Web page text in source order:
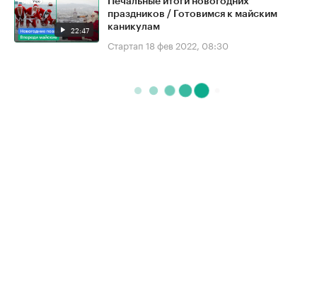
22:47
праздников / Готовимся к майским
каникулам
Стартап 18 фев 2022, 08:30